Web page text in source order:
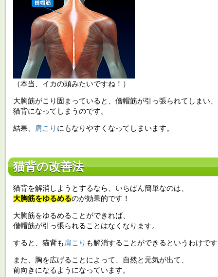
（本当、イカの頭みたいですね！）
大胸筋がこり固まっていると、僧帽筋が引っ張られてしまい、
猫背になってしまうのです。
結果、 肩こり にもなりやすくなってしまいます。
猫背の改善法
猫背を解消しようとするなら、いちばん簡単なのは、
大胸筋をゆるめるのが効果的です！
大胸筋をゆるめることができれば、
僧帽筋が引っ張られることはなくなります。
すると、猫背も 肩こり も解消することができるというわけで
また、胸を広げることによって、自然と元気が出て、
前向きになるようになっています。